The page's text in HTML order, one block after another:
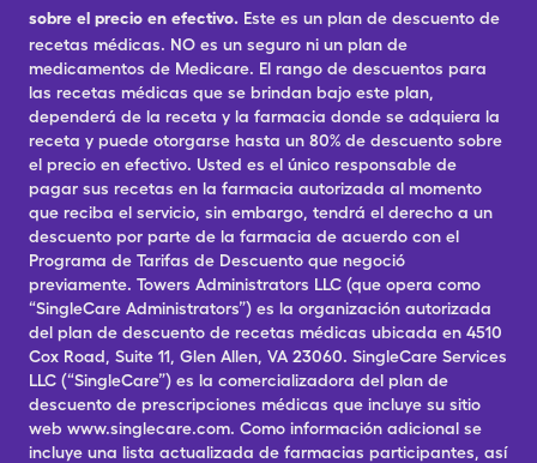
sobre el precio en efectivo. Este es un plan de descuento de
recetas médicas. NO es un seguro ni un plan de
medicamentos de Medicare. El rango de descuentos para
las recetas médicas que se brindan bajo este plan,
dependerá de la receta y la farmacia donde se adquiera la
receta y puede otorgarse hasta un 80% de descuento sobre
el precio en efectivo. Usted es el único responsable de
pagar sus recetas en la farmacia autorizada al momento
que reciba el servicio, sin embargo, tendrá el derecho a un
descuento por parte de la farmacia de acuerdo con el
Programa de Tarifas de Descuento que negoció
previamente. Towers Administrators LLC (que opera como
“SingleCare Administrators”) es la organización autorizada
del plan de descuento de recetas médicas ubicada en 4510
Cox Road, Suite 11, Glen Allen, VA 23060. SingleCare Services
LLC (“SingleCare”) es la comercializadora del plan de
descuento de prescripciones médicas que incluye su sitio
web www.singlecare.com. Como información adicional se
incluye una lista actualizada de farmacias participantes, así